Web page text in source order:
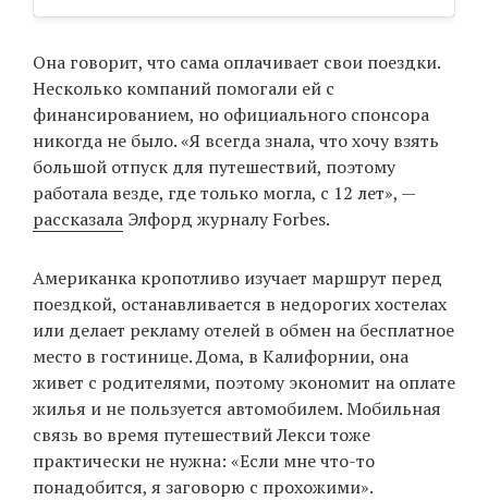
Она говорит, что сама оплачивает свои поездки.
Несколько компаний помогали ей с
финансированием, но официального спонсора
никогда не было. «Я всегда знала, что хочу взять
большой отпуск для путешествий, поэтому
работала везде, где только могла, с 12 лет», —
рассказала Элфорд журналу Forbes.
Американка кропотливо изучает маршрут перед
поездкой, останавливается в недорогих хостелах
или делает рекламу отелей в обмен на бесплатное
место в гостинице. Дома, в Калифорнии, она
живет с родителями, поэтому экономит на оплате
жилья и не пользуется автомобилем. Мобильная
связь во время путешествий Лекси тоже
практически не нужна: «Если мне что-то
понадобится, я заговорю с прохожими».